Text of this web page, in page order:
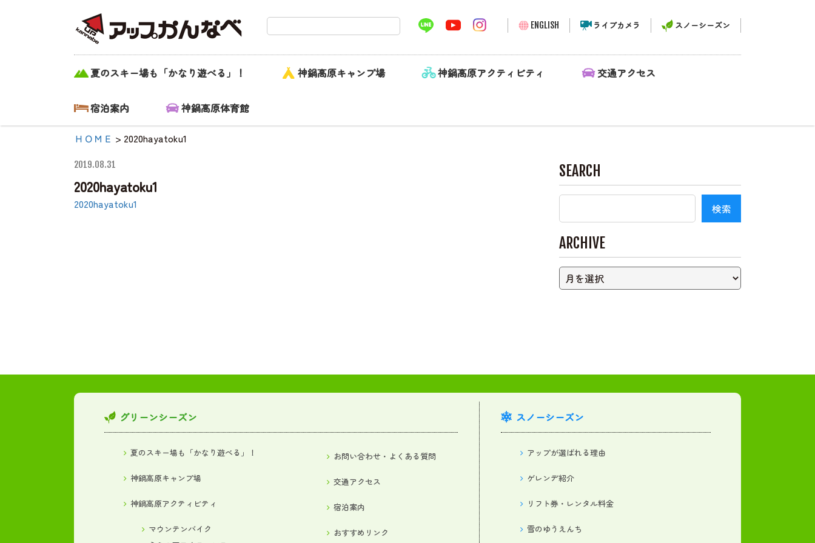
2020hayatoku1|
【公式】アップ
かんなべ｜兵庫
県豊岡市・関
西 アウトド
ア・キャンプ
場・熱気球・高
ENGLISH ライブカメラ スノーシーズン
夏のスキー場も「かなり遊べる」！ 神鍋高原キャンプ場 神鍋高原アクティビティ 交通アクセス
宿泊案内 神鍋高原体育館
ＨＯＭＥ > 2020hayatoku1
2019.08.31
2020hayatoku1
2020hayatoku1
SEARCH
ARCHIVE
グリーンシーズン
夏のスキー場も「かなり遊べる」！
神鍋高原キャンプ場
神鍋高原アクティビティ
マウンテンバイク
お問い合わせ・よくある質問
交通アクセス
宿泊案内
おすすめリンク
スノーシーズン
アップが選ばれる理由
ゲレンデ紹介
リフト券・レンタル料金
雪のゆうえんち